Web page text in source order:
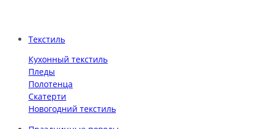
Текстиль
Кухонный текстиль
Пледы
Полотенца
Скатерти
Новогодний текстиль